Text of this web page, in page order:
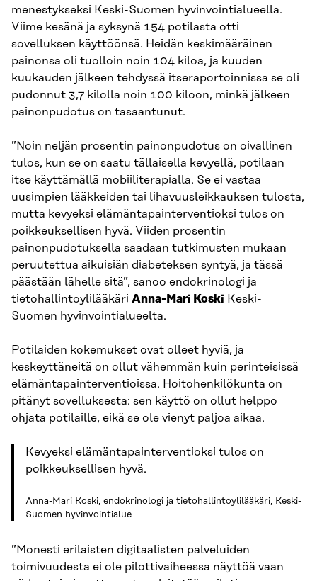
menestykseksi Keski-Suomen hyvinvointialueella.
Viime kesänä ja syksynä 154 potilasta otti
sovelluksen käyttöönsä. Heidän keskimääräinen
painonsa oli tuolloin noin 104 kiloa, ja kuuden
kuukauden jälkeen tehdyssä itseraportoinnissa se oli
pudonnut 3,7 kilolla noin 100 kiloon, minkä jälkeen
painonpudotus on tasaantunut.
”Noin neljän prosentin painonpudotus on oivallinen
tulos, kun se on saatu tällaisella kevyellä, potilaan
itse käyttämällä mobiiliterapialla. Se ei vastaa
uusimpien lääkkeiden tai lihavuusleikkauksen tulosta,
mutta kevyeksi elämäntapainterventioksi tulos on
poikkeuksellisen hyvä. Viiden prosentin
painonpudotuksella saadaan tutkimusten mukaan
peruutettua aikuisiän diabeteksen syntyä, ja tässä
päästään lähelle sitä”, sanoo endokrinologi ja
tietohallintoylilääkäri Anna-Mari Koski Keski-
Suomen hyvinvointialueelta.
Potilaiden kokemukset ovat olleet hyviä, ja
keskeyttäneitä on ollut vähemmän kuin perinteisissä
elämäntapainterventioissa. Hoitohenkilökunta on
pitänyt sovelluksesta: sen käyttö on ollut helppo
ohjata potilaille, eikä se ole vienyt paljoa aikaa.
Kevyeksi elämäntapainterventioksi tulos on
poikkeuksellisen hyvä.
Anna-Mari Koski, endokrinologi ja tietohallintoylilääkäri, Keski-
Suomen hyvinvointialue
”Monesti erilaisten digitaalisten palveluiden
toimivuudesta ei ole pilottivaiheessa näyttöä vaan